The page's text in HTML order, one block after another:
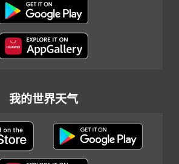
我的世界天气